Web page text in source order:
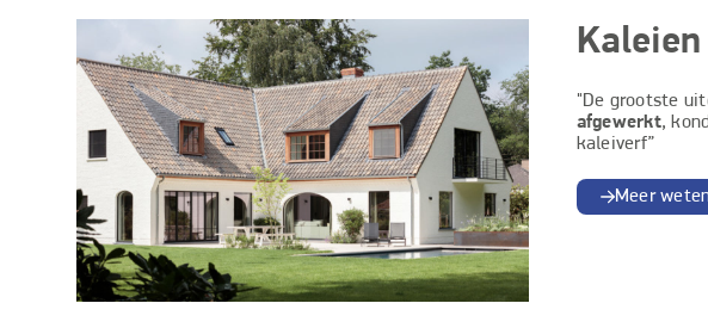
"De grootste
afgewerkt,
kaleiverf”
Meer